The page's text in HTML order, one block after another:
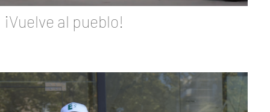
¡Vuelve al pueblo!